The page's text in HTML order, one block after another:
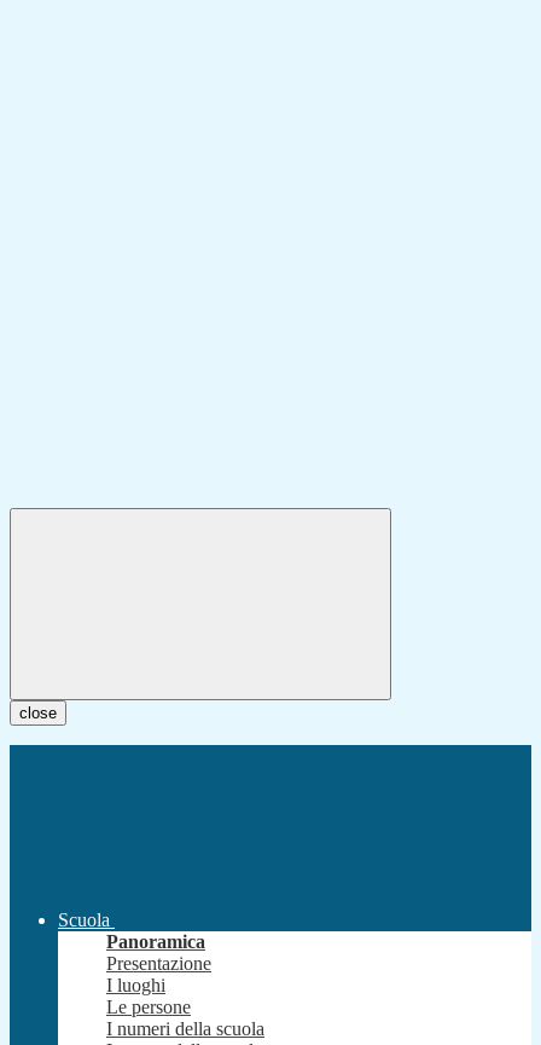
close
Scuola
Panoramica
Presentazione
I luoghi
Le persone
I numeri della scuola